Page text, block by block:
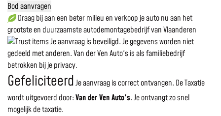
Bod aanvragen
Draag bij aan een beter milieu en verkoop je auto nu aan het
grootste en duurzaamste autodemontagebedrijf van Vlaanderen
Je aanvraag is beveiligd. Je gegevens worden niet
gedeeld met anderen. Van der Ven Auto's is als familiebedrijf
betrokken bij je privacy.
GefeliciteerdJe aanvraag is correct ontvangen. De Taxatie
wordt uitgevoerd door:Van der Ven Auto's.Je ontvangt zo snel
mogelijk de taxatie.